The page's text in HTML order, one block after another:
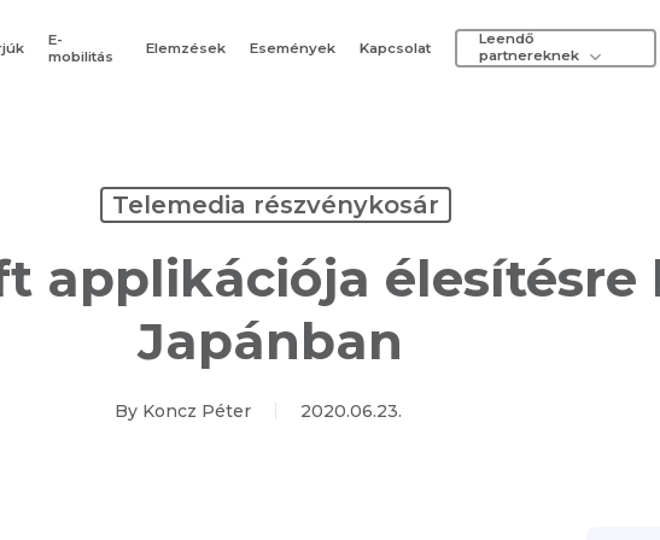
E-
mobilitás
Elemzések Események Kapcsolat
Leendő
partnereknek
Telemedia részvénykosár
applikációja élesítésre
Japánban
By Koncz Péter 2020.06.23.